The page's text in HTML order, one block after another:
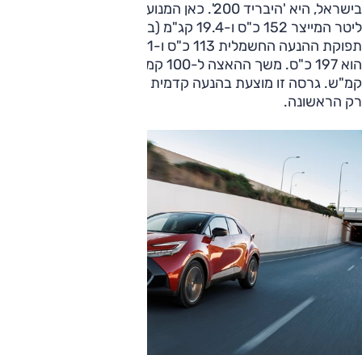
קמ"ש. גרסה זו מוצעת בהנעה קדמית או כפולה, ולישראל תגיע
רק הראשונה.